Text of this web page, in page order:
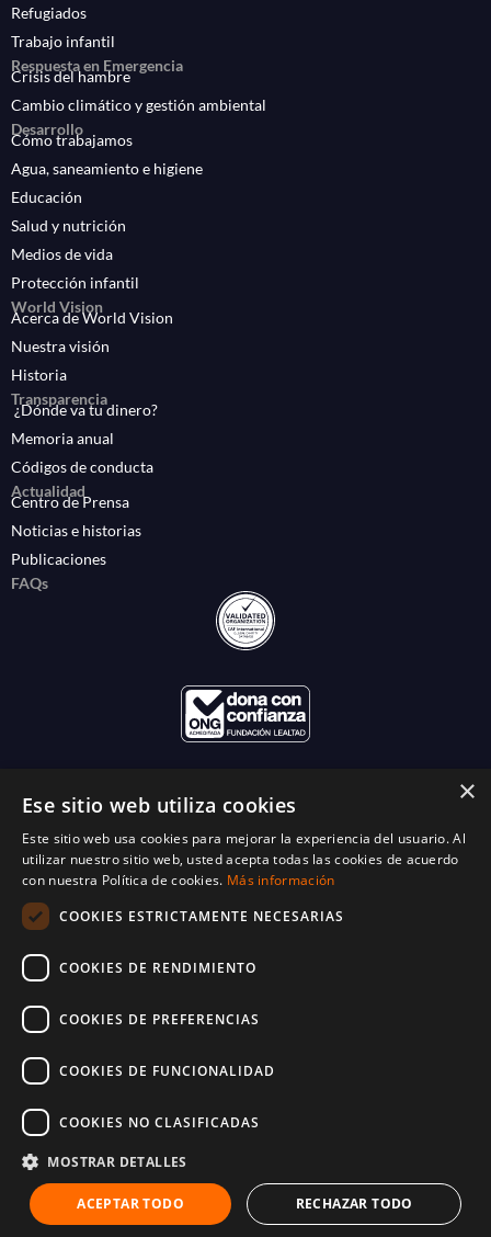
Refugiados
Trabajo infantil
Respuesta en Emergencia
Crisis del hambre
Cambio climático y gestión ambiental
Desarrollo
Cómo trabajamos
Agua, saneamiento e higiene
Educación
Salud y nutrición
Medios de vida
Protección infantil
World Vision
Acerca de World Vision
Nuestra visión
Historia
Transparencia
¿Dónde va tu dinero?
Memoria anual
Códigos de conducta
Actualidad
Centro de Prensa
Noticias e historias
Publicaciones
FAQs
© 2025 World Vision España. Reservados todos los derechos. Inscritos en el
protectorado de fundaciones con número 28-1214
Términos y condiciones Política de cookies Política de privacidad
×
Ese sitio web utiliza cookies
Este sitio web usa cookies para mejorar la experiencia del usuario. Al
utilizar nuestro sitio web, usted acepta todas las cookies de acuerdo
con nuestra Política de cookies. Más información
COOKIES ESTRICTAMENTE NECESARIAS
COOKIES DE RENDIMIENTO
COOKIES DE PREFERENCIAS
COOKIES DE FUNCIONALIDAD
COOKIES NO CLASIFICADAS
MOSTRAR DETALLES
ACEPTAR TODO RECHAZAR TODO